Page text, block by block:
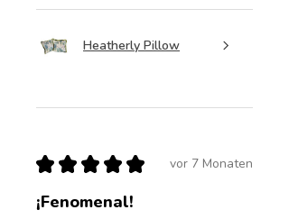
Heatherly Pillow
★ ★ ★ ★ ★ vor 7 Monaten
¡Fenomenal!